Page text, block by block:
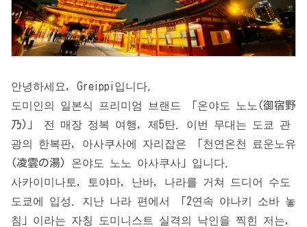
안녕하세요, Greippi입니다.
도미인의 일본식 프리미엄 브랜드 「온야도 노노(御宿野
乃)」 전 매장 정복 여행, 제5탄. 이번 무대는 도쿄 관
광의 한복판, 아사쿠사에 자리잡은 「천연온천 료운노유
(凌雲の湯) 온야도 노노 아사쿠사」입니다.
사카이미나토, 토야마, 난바, 나라를 거쳐 드디어 수도
도쿄에 입성. 지난 나라 편에서 「2연속 야나키 소바 놓
침」이라는 자칭 도미니스트 실격의 낙인을 찍힌 저는,